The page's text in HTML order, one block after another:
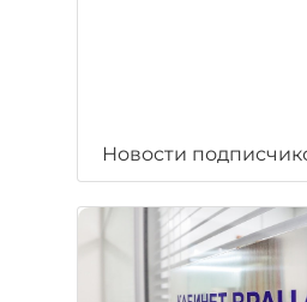
Новости